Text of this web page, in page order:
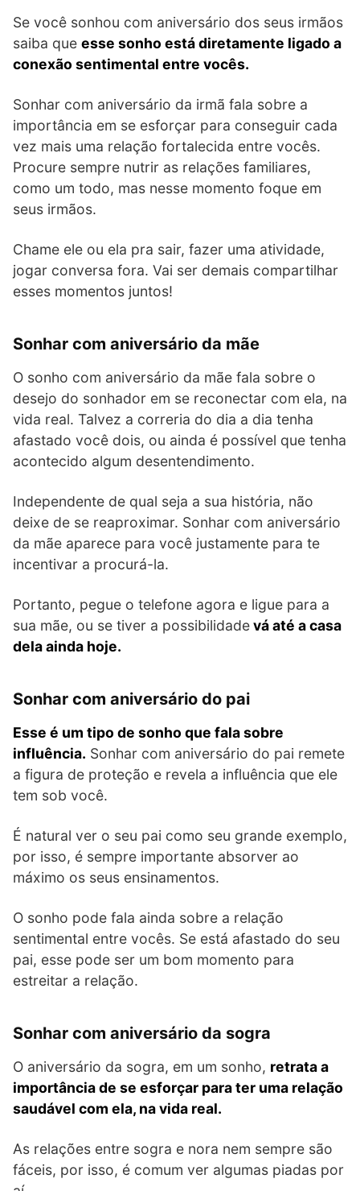
Se você sonhou com aniversário dos seus irmãos
saiba que esse sonho está diretamente ligado a
conexão sentimental entre vocês.
Sonhar com aniversário da irmã fala sobre a
importância em se esforçar para conseguir cada
vez mais uma relação fortalecida entre vocês.
Procure sempre nutrir as relações familiares,
como um todo, mas nesse momento foque em
seus irmãos.
Chame ele ou ela pra sair, fazer uma atividade,
jogar conversa fora. Vai ser demais compartilhar
esses momentos juntos!
Sonhar com aniversário da mãe
O sonho com aniversário da mãe fala sobre o
desejo do sonhador em se reconectar com ela, na
vida real. Talvez a correria do dia a dia tenha
afastado você dois, ou ainda é possível que tenha
acontecido algum desentendimento.
Independente de qual seja a sua história, não
deixe de se reaproximar. Sonhar com aniversário
da mãe aparece para você justamente para te
incentivar a procurá-la.
Portanto, pegue o telefone agora e ligue para a
sua mãe, ou se tiver a possibilidadevá até a casa
dela ainda hoje.
Sonhar com aniversário do pai
Esse é um tipo de sonho que fala sobre
influência. Sonhar com aniversário do pai remete
a figura de proteção e revela a influência que ele
tem sob você.
É natural ver o seu pai como seu grande exemplo,
por isso, é sempre importante absorver ao
máximo os seus ensinamentos.
O sonho pode fala ainda sobre a relação
sentimental entre vocês. Se está afastado do seu
pai, esse pode ser um bom momento para
estreitar a relação.
Sonhar com aniversário da sogra
O aniversário da sogra, em um sonho, retrata a
importância de se esforçar para ter uma relação
saudável com ela, na vida real.
As relações entre sogra e nora nem sempre são
fáceis, por isso, é comum ver algumas piadas por